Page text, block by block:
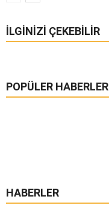
İLGINIZI ÇEKEBILIR
POPÜLER HABERLER
HABERLER